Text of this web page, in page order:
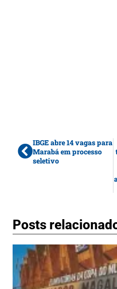
IBGE abre 14 vagas para
Marabá em processo
seletivo
Posts